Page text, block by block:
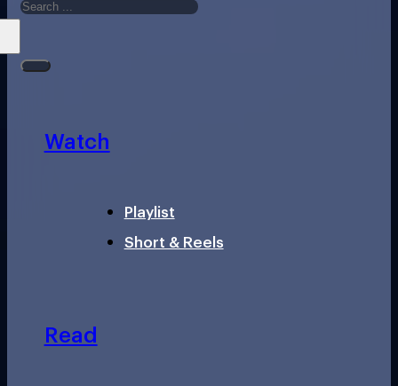
Watch
Playlist
Short & Reels
Read